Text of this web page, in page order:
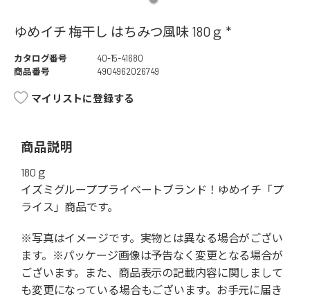
ゆめイチ 梅干し はちみつ風味 180ｇ *
カタログ番号
40-15-41680
商品番号
4904962026749
マイリストに登録する
商品説明
180ｇ
イズミグループプライベートブランド！ゆめイチ「プ
ライス」商品です。
※写真はイメージです。実物とは異なる場合がござい
ます。※パッケージ画像は予告なく変更となる場合が
ございます。また、商品表示の記載内容に関しまして
も変更になっている場合もございます。お手元に届き